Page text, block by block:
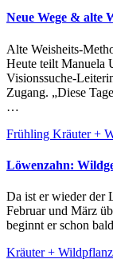
Neue Wege & alte
Alte Weisheits-Methoden helfen uns neue Wege zu ergründen.
Heute teilt Manuela
Visionssuche-
Zugang. „Diese
…
Frühling Kräuter +
Löwenzahn:
Da ist er wieder der Löwenzahn: Während ich mich jedes Jahr im
Februar und März
beginnt er schon
Kräuter +